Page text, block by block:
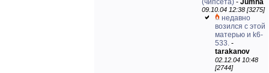
(чипсета) - Jumha
09.10.04 12:38 [3275]
недавно
возился с этой
матерью и k6-
533. -
tarakanov
02.12.04 10:48
[2744]